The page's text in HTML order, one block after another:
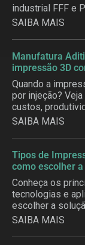
industrial FFF e
SAIBA MAIS
Manufatura
impressão 3D
Quando a
por injeção?
custos,
SAIBA MAIS
Tipos de
como escolher
Conheça os
tecnologias e
escolher a
SAIBA MAIS